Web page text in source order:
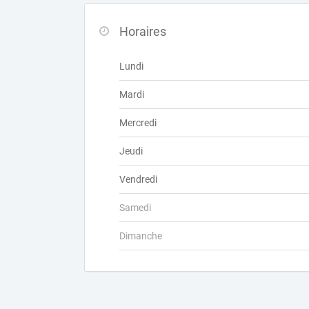
Horaires
Lundi
Mardi
Mercredi
Jeudi
Vendredi
Samedi
Dimanche